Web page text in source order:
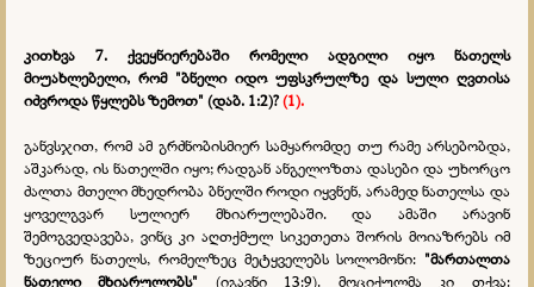
კითხვა 7. ქვეყნიერებაში რომელი ადგილი იყო ნათელს
მიუახლებელი, რომ "ბნელი იდო უფსკრულზე და სული ღვთისა
იძვროდა წყლებს ზემოთ" (დაბ. 1:2)?(1).
განვსჯით, რომ ამ გრძნობისმიერ სამყარომდე თუ რამე არსებობდა,
აშკარად, ის ნათელში იყო; რადგან ანგელოზთა დასები და უხორცო
ძალთა მთელი მხედრობა ბნელში როდი იყვნენ, არამედ ნათელსა და
ყოველგვარ სულიერ მხიარულებაში. და ამაში არავინ
შემოგვედავება, ვინც კი აღთქმულ სიკეთეთა შორის მოიაზრებს იმ
ზეციურ ნათელს, რომელზეც მეტყველებს სოლომონი: "მართალთა
ნათელი მხიარულობს" (იგავნი 13:9). მოციქულმა კი თქვა: